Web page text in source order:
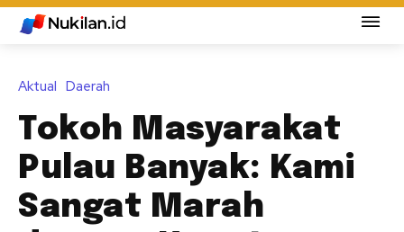
Aktual Daerah
Tokoh Masyarakat
Pulau Banyak: Kami
Sangat Marah